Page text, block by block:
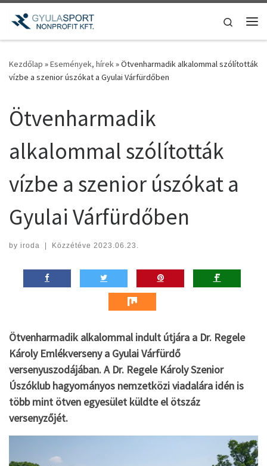
Teljes tartalom megjelenítése
Search
Kezdőlap »Események, hírek»Ötvenharmadik alkalommal szólították
vízbe a szenior úszókat a Gyulai Várfürdőben
Ötvenharmadik
alkalommal szólították
vízbe a szenior úszókat a
Gyulai Várfürdőben
by iroda | Közzétéve 2023.06.23.
Ötvenharmadik alkalommal indult útjára a Dr. Regele
Károly Emlékverseny a Gyulai Várfürdő
versenyuszodájában. A Dr. Regele Károly Szenior
Úszóklub hagyományos nemzetközi viadalára idén is
több mint ötven egyesület küldte el ötszáz
versenyzőjét.